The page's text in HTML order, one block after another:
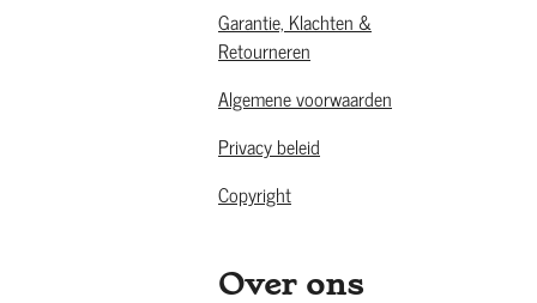
Garantie, Klachten &
Retourneren
Algemene voorwaarden
Privacy beleid
Copyright
Over ons